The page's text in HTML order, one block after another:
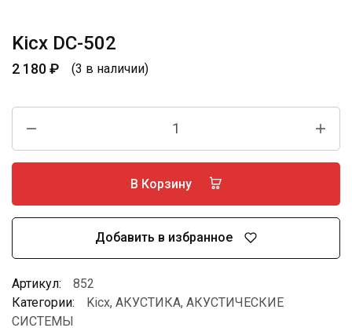
Kicx DC-502
2 180₽ (3 в наличии)
В Корзину
Добавить в избранное
Артикул:
852
Категории:
Kicx, АКУСТИКА, АКУСТИЧЕСКИЕ
СИСТЕМЫ